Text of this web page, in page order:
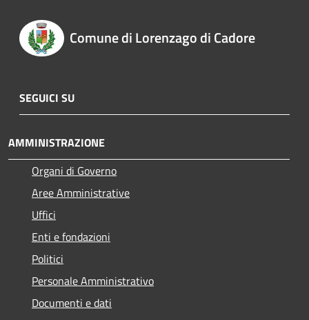
Comune di Lorenzago di Cadore
SEGUICI SU
AMMINISTRAZIONE
Organi di Governo
Aree Amministrative
Uffici
Enti e fondazioni
Politici
Personale Amministrativo
Documenti e dati